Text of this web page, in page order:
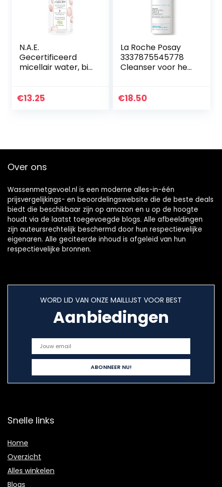
N.A.E.
Gecertificeerd
micellair water, bio
€13.25
La Roche Posay
3337875545778
Cleanser voor het
€18.50
Over ons
Wassenmetgevoel.nl is een moderne alles-in-één
prijsvergelijkings- en beoordelingswebsite die de beste deals
biedt die beschikbaar zijn op amazon en u op de hoogte
houdt via de laatst toegevoegde blogs. Alle afbeeldingen
zijn auteursrechtelijk beschermd door hun respectievelijke
eigenaren. Alle geciteerde inhoud is afgeleid van hun
respectievelijke bronnen.
WORD LID VAN ONZE MAILLIJST VOOR BEST
Aanbiedingen
Snelle links
Home
Overzicht
Alles winkelen
Blogs